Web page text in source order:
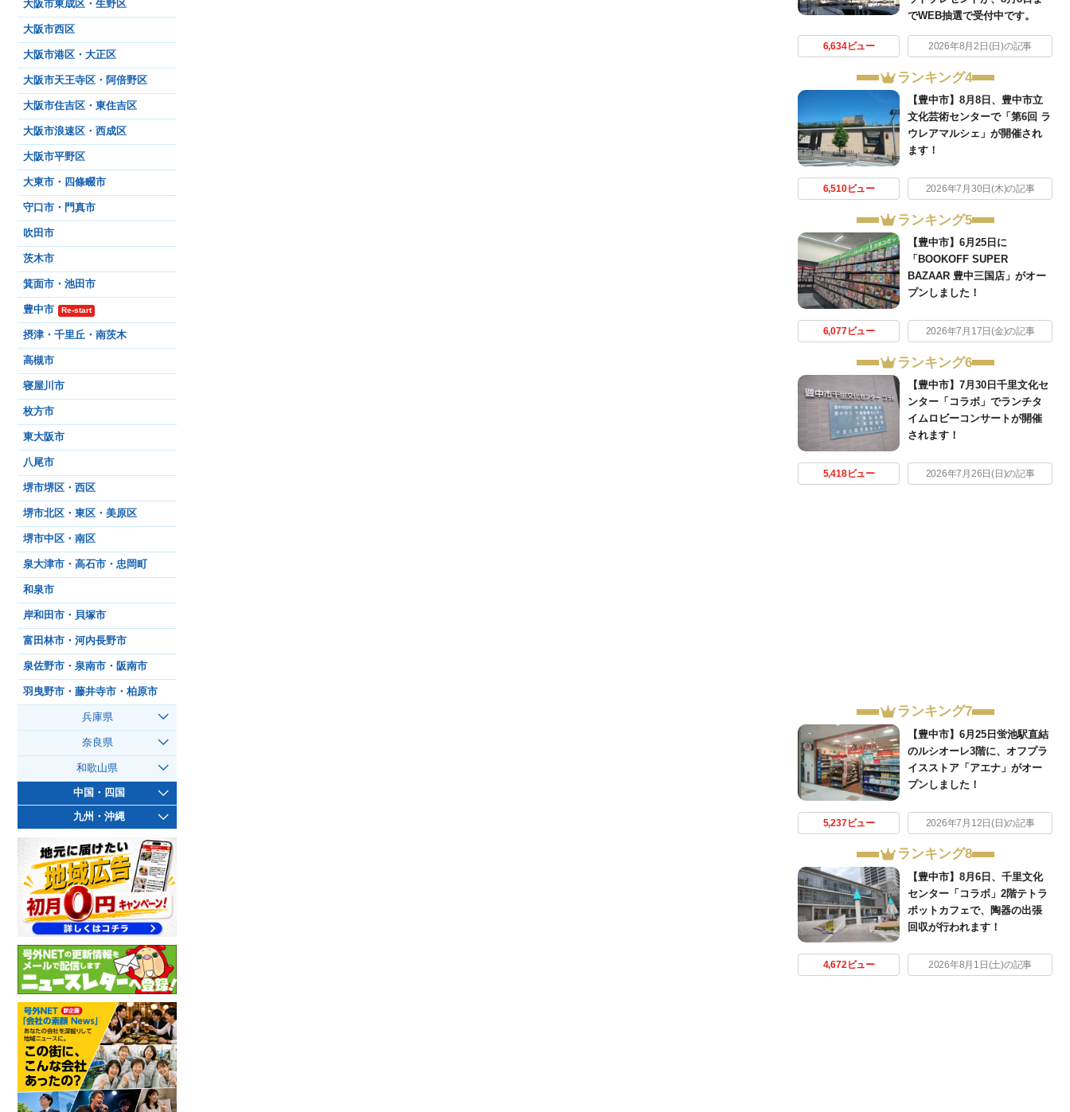
でWEB抽選で受付中です。
6,634ビュー 2026年8月2日(日)の記事
ランキング4
【豊中市】8月8日、豊中市立
文化芸術センターで「第6回 ラ
ウレアマルシェ」が開催され
ます！
6,510ビュー 2026年7月30日(木)の記事
ランキング5
【豊中市】6月25日に
「BOOKOFF SUPER
BAZAAR 豊中三国店」がオー
プンしました！
6,077ビュー 2026年7月17日(金)の記事
ランキング6
【豊中市】7月30日千里文化セ
ンター「コラボ」でランチタ
イムロビーコンサートが開催
されます！
5,418ビュー 2026年7月26日(日)の記事
ランキング7
【豊中市】6月25日蛍池駅直結
のルシオーレ3階に、オフプラ
イスストア「アエナ」がオー
プンしました！
5,237ビュー 2026年7月12日(日)の記事
ランキング8
【豊中市】8月6日、千里文化
センター「コラボ」2階テトラ
ポットカフェで、陶器の出張
回収が行われます！
4,672ビュー 2026年8月1日(土)の記事
大阪市東成区・生野区
大阪市西区
大阪市港区・大正区
大阪市天王寺区・阿倍野区
大阪市住吉区・東住吉区
大阪市浪速区・西成区
大阪市平野区
大東市・四條畷市
守口市・門真市
吹田市
茨木市
箕面市・池田市
豊中市 Re-start
摂津・千里丘・南茨木
高槻市
寝屋川市
枚方市
東大阪市
八尾市
堺市堺区・西区
堺市北区・東区・美原区
堺市中区・南区
泉大津市・高石市・忠岡町
和泉市
岸和田市・貝塚市
富田林市・河内長野市
泉佐野市・泉南市・阪南市
羽曳野市・藤井寺市・柏原市
兵庫県
奈良県
和歌山県
中国・四国
九州・沖縄